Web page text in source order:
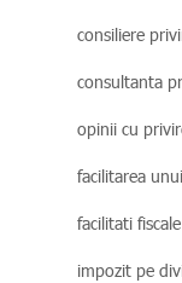
consiliere
consultanta
opinii cu
facilitarea
facilitati
impozit pe